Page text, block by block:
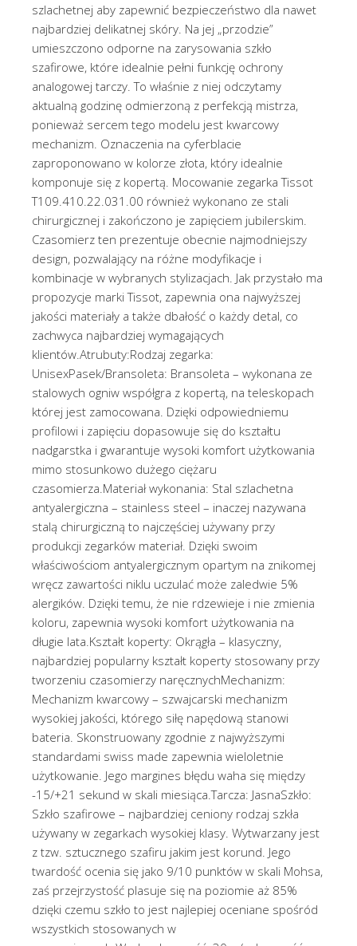
szlachetnej aby zapewnić bezpieczeństwo dla nawet
najbardziej delikatnej skóry. Na jej „przodzie”
umieszczono odporne na zarysowania szkło
szafirowe, które idealnie pełni funkcję ochrony
analogowej tarczy. To właśnie z niej odczytamy
aktualną godzinę odmierzoną z perfekcją mistrza,
ponieważ sercem tego modelu jest kwarcowy
mechanizm. Oznaczenia na cyferblacie
zaproponowano w kolorze złota, który idealnie
komponuje się z kopertą. Mocowanie zegarka Tissot
T109.410.22.031.00 również wykonano ze stali
chirurgicznej i zakończono je zapięciem jubilerskim.
Czasomierz ten prezentuje obecnie najmodniejszy
design, pozwalający na różne modyfikacje i
kombinacje w wybranych stylizacjach. Jak przystało ma
propozycje marki Tissot, zapewnia ona najwyższej
jakości materiały a także dbałość o każdy detal, co
zachwyca najbardziej wymagających
klientów.Atrubuty:Rodzaj zegarka:
UnisexPasek/Bransoleta: Bransoleta – wykonana ze
stalowych ogniw współgra z kopertą, na teleskopach
której jest zamocowana. Dzięki odpowiedniemu
profilowi i zapięciu dopasowuje się do kształtu
nadgarstka i gwarantuje wysoki komfort użytkowania
mimo stosunkowo dużego ciężaru
czasomierza.Materiał wykonania: Stal szlachetna
antyalergiczna – stainless steel – inaczej nazywana
stalą chirurgiczną to najczęściej używany przy
produkcji zegarków materiał. Dzięki swoim
właściwościom antyalergicznym opartym na znikomej
wręcz zawartości niklu uczulać może zaledwie 5%
alergików. Dzięki temu, że nie rdzewieje i nie zmienia
koloru, zapewnia wysoki komfort użytkowania na
długie lata.Kształt koperty: Okrągła – klasyczny,
najbardziej popularny kształt koperty stosowany przy
tworzeniu czasomierzy naręcznychMechanizm:
Mechanizm kwarcowy – szwajcarski mechanizm
wysokiej jakości, którego siłę napędową stanowi
bateria. Skonstruowany zgodnie z najwyższymi
standardami swiss made zapewnia wieloletnie
użytkowanie. Jego margines błędu waha się między
-15/+21 sekund w skali miesiąca.Tarcza: JasnaSzkło:
Szkło szafirowe – najbardziej ceniony rodzaj szkła
używany w zegarkach wysokiej klasy. Wytwarzany jest
z tzw. sztucznego szafiru jakim jest korund. Jego
twardość ocenia się jako 9/10 punktów w skali Mohsa,
zaś przejrzystość plasuje się na poziomie aż 85%
dzięki czemu szkło to jest najlepiej oceniane spośród
wszystkich stosowanych w